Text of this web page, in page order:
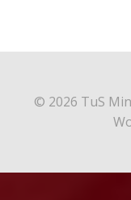
© 2026 TuS